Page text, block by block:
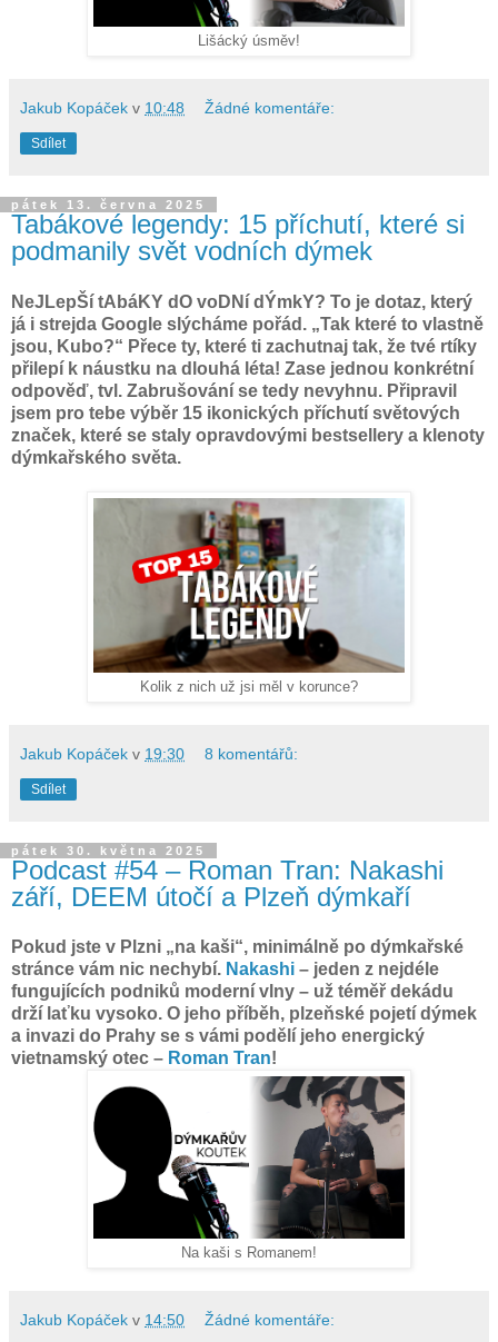
Lišácký úsměv!
Jakub Kopáček v 10:48 Žádné komentáře:
Sdílet
pátek 13. června 2025
Tabákové legendy: 15 příchutí, které si
podmanily svět vodních dýmek
NeJLepŠí tAbáKY dO voDNí dÝmkY? To je dotaz, který
já i strejda Google slýcháme pořád. „Tak které to vlastně
jsou, Kubo?“ Přece ty, které ti zachutnaj tak, že tvé rtíky
přilepí k náustku na dlouhá léta! Zase jednou konkrétní
odpověď, tvl. Zabrušování se tedy nevyhnu. Připravil
jsem pro tebe výběr 15 ikonických příchutí světových
značek, které se staly opravdovými bestsellery a klenoty
dýmkařského světa.
Kolik z nich už jsi měl v korunce?
Jakub Kopáček v 19:30 8 komentářů:
Sdílet
pátek 30. května 2025
Podcast #54 – Roman Tran: Nakashi
září, DEEM útočí a Plzeň dýmkaří
Pokud jste v Plzni „na kaši“, minimálně po dýmkařské
stránce vám nic nechybí. Nakashi – jeden z nejdéle
fungujících podniků moderní vlny – už téměř dekádu
drží laťku vysoko. O jeho příběh, plzeňské pojetí dýmek
a invazi do Prahy se s vámi podělí jeho energický
vietnamský otec – Roman Tran!
Na kaši s Romanem!
Jakub Kopáček v 14:50 Žádné komentáře: